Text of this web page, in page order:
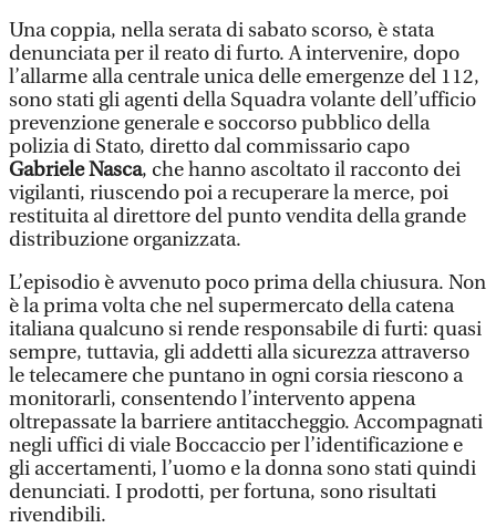
Una coppia, nella serata di sabato scorso, è stata
denunciata per il reato di furto. A intervenire, dopo
l’allarme alla centrale unica delle emergenze del 112,
sono stati gli agenti della Squadra volante dell’ufficio
prevenzione generale e soccorso pubblico della
polizia di Stato, diretto dal commissario capo
Gabriele Nasca, che hanno ascoltato il racconto dei
vigilanti, riuscendo poi a recuperare la merce, poi
restituita al direttore del punto vendita della grande
distribuzione organizzata.
L’episodio è avvenuto poco prima della chiusura. Non
è la prima volta che nel supermercato della catena
italiana qualcuno si rende responsabile di furti: quasi
sempre, tuttavia, gli addetti alla sicurezza attraverso
le telecamere che puntano in ogni corsia riescono a
monitorarli, consentendo l’intervento appena
oltrepassate la barriere antitaccheggio. Accompagnati
negli uffici di viale Boccaccio per l’identificazione e
gli accertamenti, l’uomo e la donna sono stati quindi
denunciati. I prodotti, per fortuna, sono risultati
rivendibili.